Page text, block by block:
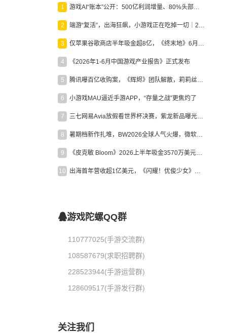
1 游戏AI“账本”公开：500亿利润增量、80%头部入局，谁在闷声发财？
2 端游“复活”，出海狂飙，小游戏正在吃掉一切｜2026上半年产业报告
3 仅苹果谷歌商店半年吸金超8亿，《终末地》6月份收入显著回暖
4 《2026年1-6月中国游戏产业报告》正式发布
5 腾讯曝百亿收购案，《辉烬》团队解散，莉莉丝新作曝光｜陀螺周报
6 小游戏MAU逼近手游APP，“存量之战”更焦灼了
7 三七网易Avia放假看世界杯决赛，紫龙新品曝光，米哈游新作上线 | 陀螺周报
8 暑期档新作扎堆，BW2026全球人气火爆，微软XBOX大裁员|陀螺周报
9 《皮克敏 Bloom》2026上半年吸金3570万美元，中国台湾成最大市场
10 出海首年营收超1亿美元，《闪耀！优俊少女》美国市场占比达七成
游戏陀螺QQ群
110777025(手游交流群)
108587679(求职招聘群)
228523944(手游运营群)
128609517(手游发行群)
关注我们